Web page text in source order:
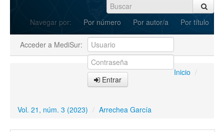
Actual
Archivos
Navegar por: Por número Por autor/a Por título
Acceder a MediSur:
Entrar
Inicio /
Vol. 21, núm. 3 (2023) / Arrechea García